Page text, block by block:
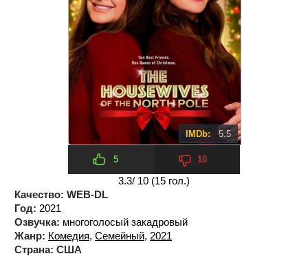
IMDb: 5.5
5 10
3.3/ 10 (15 гол.)
Качество: WEB-DL
Год: 2021
Озвучка: многоголосый закадровый
Жанр: Комедия, Семейный, 2021
Страна: США